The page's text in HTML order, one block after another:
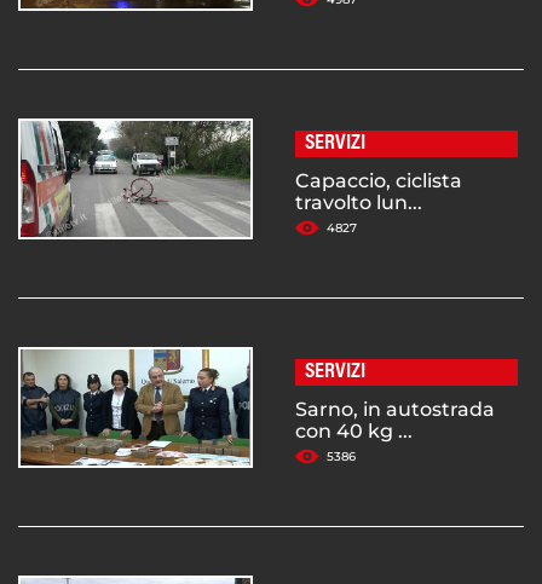
SERVIZI
Capaccio, ciclista
travolto lun...
4827
SERVIZI
Sarno, in autostrada
con 40 kg ...
5386